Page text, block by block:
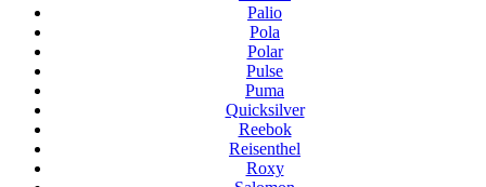
Palio
Pola
Polar
Pulse
Puma
Quicksilver
Reebok
Reisenthel
Roxy